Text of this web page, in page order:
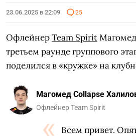
23.06.2025 в 22:09 25
ОфлейнерTeam SpiritМагомед
третьем раунде группового
поделился в «кружке» на
Магомед Collapse
Офлейнер Team Spirit
Всем привет.